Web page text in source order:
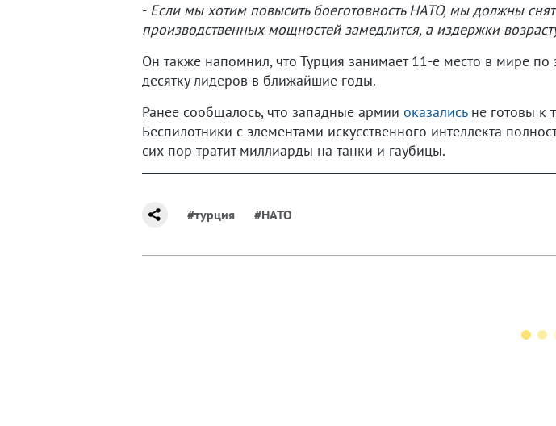
- Если мы хотим повысить боеготовность НАТО, мы должны
производственных мощностей замедлится, а издержки
Он также напомнил, что Турция занимает 11-е место в мире
десятку лидеров в ближайшие годы.
Ранее сообщалось, что западные армии оказалисьне готовы к
Беспилотники с элементами искусственного интеллекта
сих пор тратит миллиарды на танки и гаубицы.
#турция #НАТО